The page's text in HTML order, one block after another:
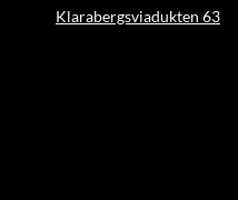
Klarabergsviadukten 63